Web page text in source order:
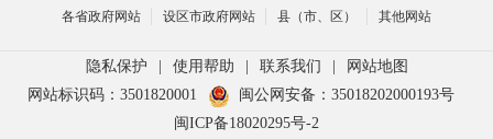
各省政府网站 设区市政府网站 县（市、区） 其他网站
隐私保护 使用帮助 联系我们
网站地图
网站标识码：3501820001
闽公网安备：35018202000193号
闽ICP备18020295号-2